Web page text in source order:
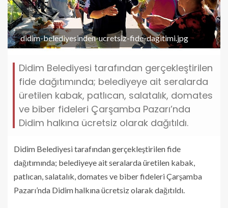
didim-belediyesinden-ucretsiz-fide-dagitimi.jpg
Didim Belediyesi tarafından gerçekleştirilen
fide dağıtımında; belediyeye ait seralarda
üretilen kabak, patlıcan, salatalık, domates
ve biber fideleri Çarşamba Pazarı’nda
Didim halkına ücretsiz olarak dağıtıldı.
Didim Belediyesi tarafından gerçekleştirilen fide
dağıtımında; belediyeye ait seralarda üretilen kabak,
patlıcan, salatalık, domates ve biber fideleri Çarşamba
Pazarı’nda Didim halkına ücretsiz olarak dağıtıldı.